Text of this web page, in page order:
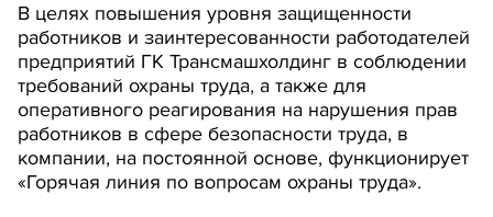
В целях повышения уровня защищенности
работников и заинтересованности работодателей
предприятий ГК Трансмашхолдинг в соблюдении
требований охраны труда, а также для
оперативного реагирования на нарушения прав
работников в сфере безопасности труда, в
компании, на постоянной основе, функционирует
«Горячая линия по вопросам охраны труда».